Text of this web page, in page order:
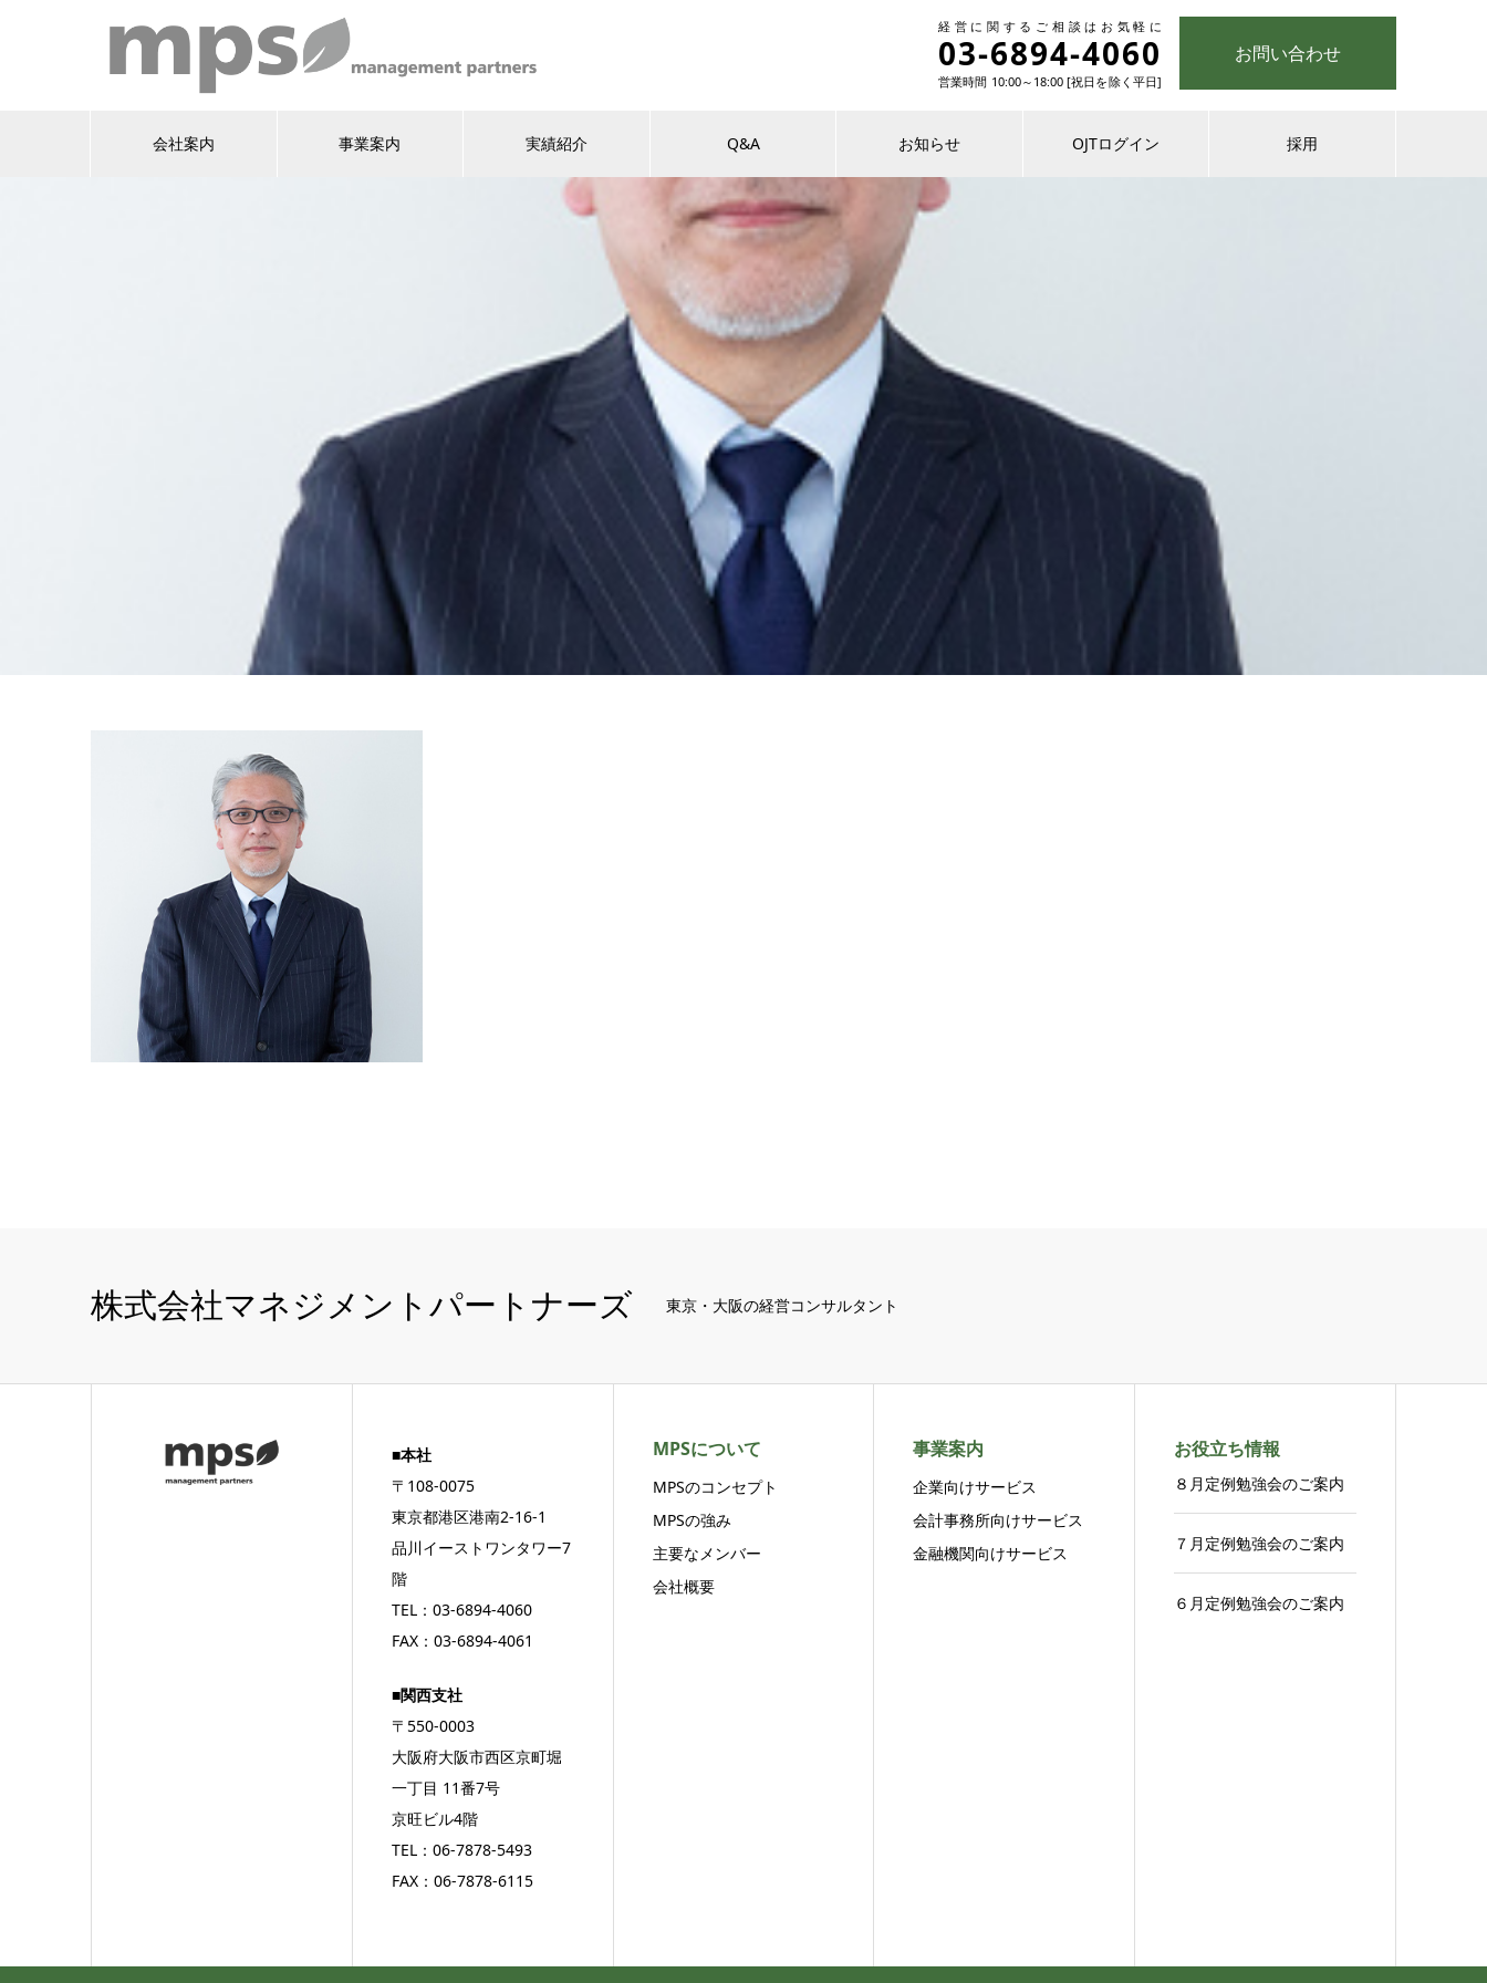
経営に関するご相談はお気軽に
03-6894-4060
営業時間 10:00～18:00 [祝日を除く平日]
お問い合わせ
会社案内 事業案内 実績紹介 Q&A お知らせ OJTログイン 採用
株式会社マネジメントパートナーズ 東京・大阪の経営コンサルタント
■本社
〒108-0075
東京都港区港南2-16-1
品川イーストワンタワー7
階
TEL：03-6894-4060
FAX：03-6894-4061
■関西支社
〒550-0003
大阪府大阪市西区京町堀
一丁目 11番7号
京旺ビル4階
TEL：06-7878-5493
FAX：06-7878-6115
MPSについて
MPSのコンセプト
MPSの強み
主要なメンバー
会社概要
事業案内
企業向けサービス
会計事務所向けサービス
金融機関向けサービス
お役立ち情報
８月定例勉強会のご案内
７月定例勉強会のご案内
６月定例勉強会のご案内